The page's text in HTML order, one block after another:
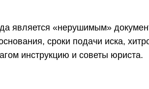
является «нерушимым»
сроки подачи иска,
инструкцию и советы юриста.